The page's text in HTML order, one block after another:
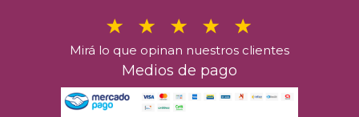
Mirá lo que opinan nuestros clientes
Medios de pago